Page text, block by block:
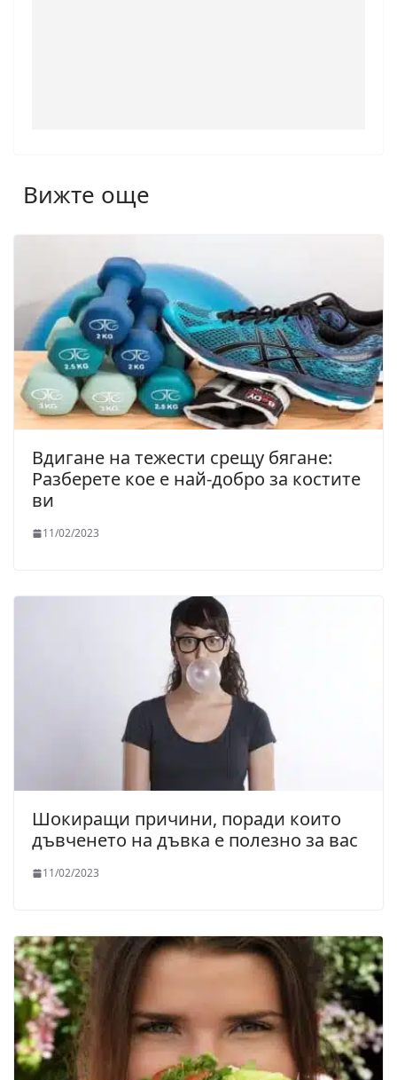
Вижте още
Вдигане на тежести срещу бягане:
Разберете кое е най-добро за костите
ви
11/02/2023
Шокиращи причини, поради които
дъвченето на дъвка е полезно за вас
11/02/2023